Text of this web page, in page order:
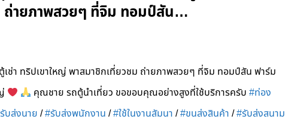
ถ่ายภาพสวยๆ ที่จิม ทอมป์สัน…
ช่า ทริปเขาใหญ่ พาสมาชิกเที่ยวชม ถ่ายภาพสวยๆ ที่จิม ทอมป์สัน ฟาร์ม
คุณชาย รถตู้นำเที่ยว ขอขอบคุณอย่างสูงที่ใช้บริการครับ#ท่อง
บส่งนาย /#รับส่งพนักงาน /#ใช้ในงานสัมนา /#ขนส่งสินค้า /#รับส่งสนาม